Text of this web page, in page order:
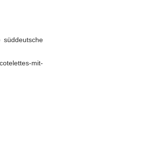
süddeutsche
mit-